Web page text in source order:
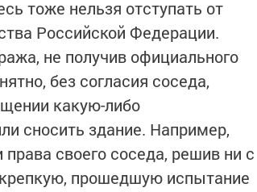
тоже нельзя отступать от
Российской Федерации.
не получив официального
без согласия соседа,
какую-либо
сносить здание. Например,
своего соседа, решив ни с
прошедшую испытание